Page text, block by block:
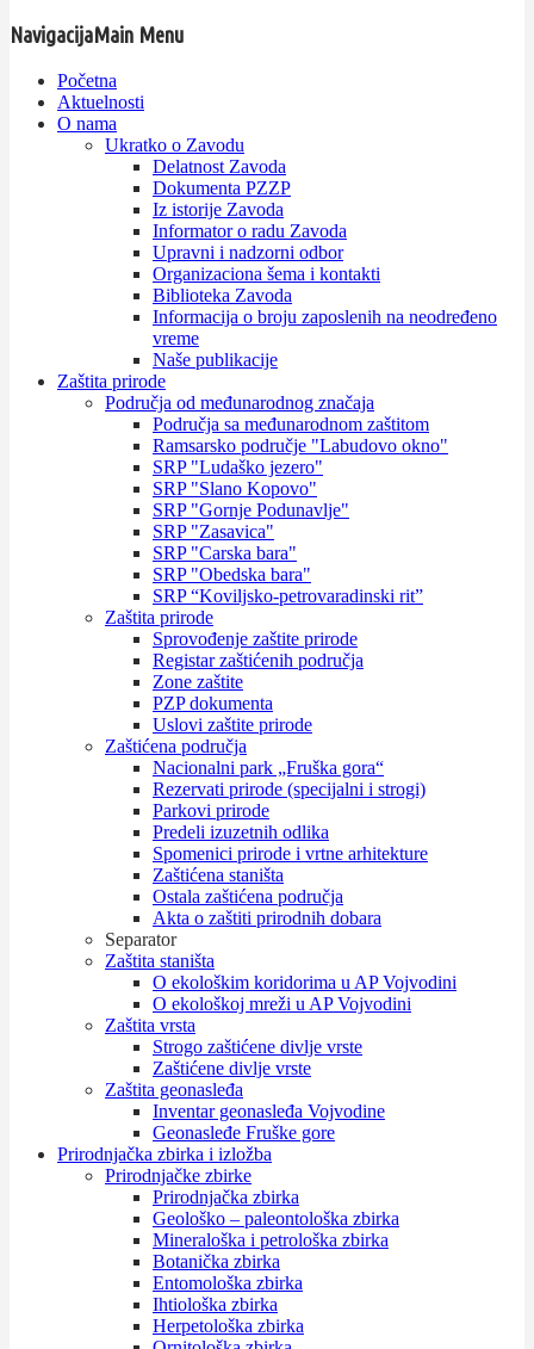
NavigacijaMain Menu
Početna
Aktuelnosti
O nama
Ukratko o Zavodu
Delatnost Zavoda
Dokumenta PZZP
Iz istorije Zavoda
Informator o radu Zavoda
Upravni i nadzorni odbor
Organizaciona šema i kontakti
Biblioteka Zavoda
Informacija o broju zaposlenih na neodređeno
vreme
Naše publikacije
Zaštita prirode
Područja od međunarodnog značaja
Područja sa međunarodnom zaštitom
Ramsarsko područje "Labudovo okno"
SRP "Ludaško jezero"
SRP "Slano Kopovo"
SRP "Gornje Podunavlje"
SRP "Zasavica"
SRP "Carska bara"
SRP "Obedska bara"
SRP “Koviljsko-petrovaradinski rit”
Zaštita prirode
Sprovođenje zaštite prirode
Registar zaštićenih područja
Zone zaštite
PZP dokumenta
Uslovi zaštite prirode
Zaštićena područja
Nacionalni park „Fruška gora“
Rezervati prirode (specijalni i strogi)
Parkovi prirode
Predeli izuzetnih odlika
Spomenici prirode i vrtne arhitekture
Zaštićena staništa
Ostala zaštićena područja
Akta o zaštiti prirodnih dobara
Separator
Zaštita staništa
O ekološkim koridorima u AP Vojvodini
O ekološkoj mreži u AP Vojvodini
Zaštita vrsta
Strogo zaštićene divlje vrste
Zaštićene divlje vrste
Zaštita geonasleđa
Inventar geonasleđa Vojvodine
Geonasleđe Fruške gore
Prirodnjačka zbirka i izložba
Prirodnjačke zbirke
Prirodnjačka zbirka
Geološko – paleontološka zbirka
Mineraloška i petrološka zbirka
Botanička zbirka
Entomološka zbirka
Ihtiološka zbirka
Herpetološka zbirka